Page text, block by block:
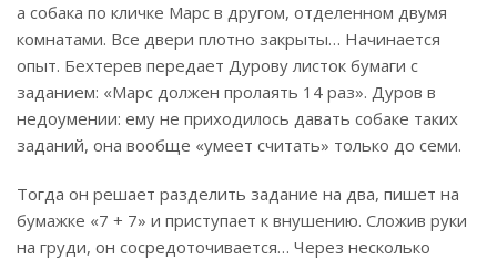
а собака по кличке Марс в другом, отделенном двумя
комнатами. Все двери плотно закрыты… Начинается
опыт. Бехтерев передает Дурову листок бумаги с
заданием: «Марс должен пролаять 14 раз». Дуров в
недоумении: ему не приходилось давать собаке таких
заданий, она вообще «умеет считать» только до семи.
Тогда он решает разделить задание на два, пишет на
бумажке «7 + 7» и приступает к внушению. Сложив руки
на груди, он сосредоточивается… Через несколько